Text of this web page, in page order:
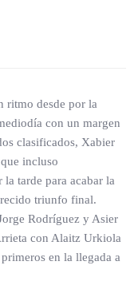
ritmo desde por la
con un margen
clasificados, Xabier
incluso
tarde para acabar la
triunfo final.
Rodríguez y Asier
con Alaitz Urkiola
en la llegada a